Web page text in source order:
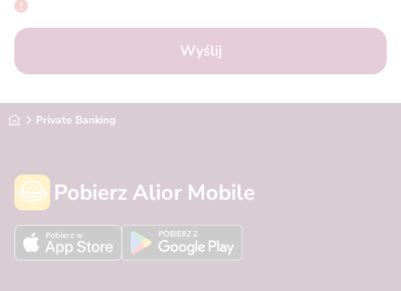
Wyślij
Alior BankPrivate Banking
Pobierz Alior Mobile